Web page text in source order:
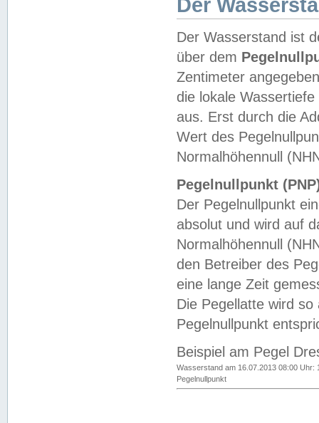
Der
Der Wasserstand ist
über dem
Zentimeter
die lokale
aus. Erst durch die
Wert des
Normalhöhennull
Pegelnullpunkt
Der Pegelnullpunkt
absolut und wird auf
Normalhöhennull
den Betreiber des
eine lange Zeit
Die Pegellatte wird
Pegelnullpunkt
Beispiel am Pegel
Wasserstand am 16.07.2013 08:00 Uhr:
Pegelnullpunkt